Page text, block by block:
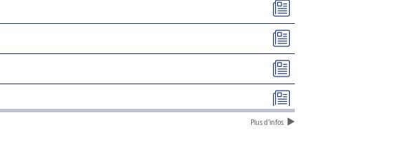
Plus d'infos